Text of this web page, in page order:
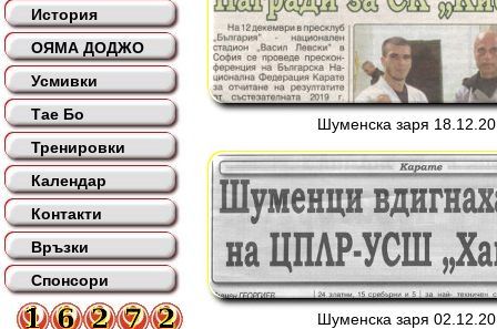
История
ОЯМА ДОДЖО
Усмивки
Тае Бо
Тренировки
Календар
Контакти
Връзки
Спонсори
Шуменска заря
Шуменска заря